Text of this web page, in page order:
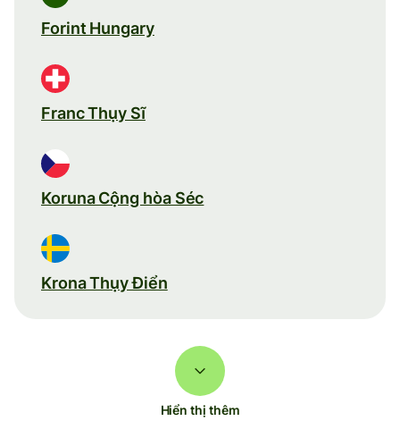
Forint Hungary
Franc Thụy Sĩ
Koruna Cộng hòa Séc
Krona Thụy Điển
Hiển thị thêm